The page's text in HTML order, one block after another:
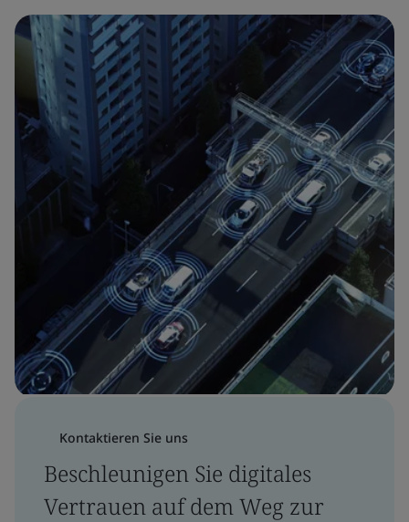
Kontaktieren Sie uns
Beschleunigen Sie digitales
Vertrauen auf dem Weg zur